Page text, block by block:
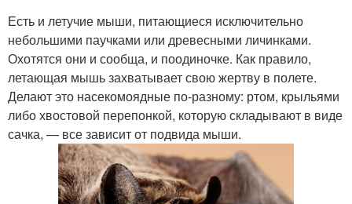
Есть и летучие мыши, питающиеся исключительно
небольшими паучками или древесными личинками.
Охотятся они и сообща, и поодиночке. Как правило,
летающая мышь захватывает свою жертву в полете.
Делают это насекомоядные по-разному: ртом, крыльями
либо хвостовой перепонкой, которую складывают в виде
сачка, — все зависит от подвида мыши.